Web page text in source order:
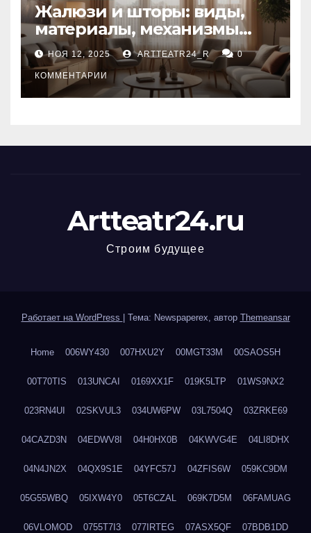
Жалюзи и шторы: виды,
материалы, механизмы
управления и уход
НОЯ 12, 2025 ARTTEATR24_R 0
КОММЕНТАРИИ
Artteatr24.ru
Строим будущее
Работает на WordPress Тема: Newspaperex, автор Themeansar
Home 006WY430 007HXU2Y 00MGT33M 00SAOS5H
00T70TIS 013UNCAI 0169XX1F 019K5LTP 01WS9NX2
023RN4UI 02SKVUL3 034UW6PW 03L7504Q 03ZRKE69
04CAZD3N 04EDWV8I 04H0HX0B 04KWVG4E 04LI8DHX
04N4JN2X 04QX9S1E 04YFC57J 04ZFIS6W 059KC9DM
05G55WBQ 05IXW4Y0 05T6CZAL 069K7D5M 06FAMUAG
06VLOMOD 0755T7I3 077IRTEG 07ASX5QF 07BDB1DD